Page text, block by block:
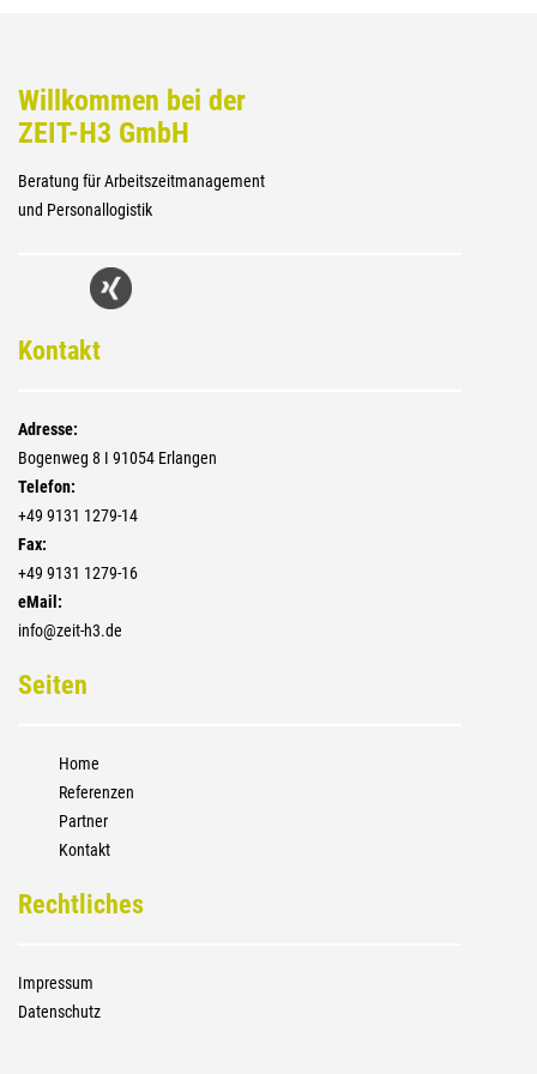
Willkommen bei der
ZEIT-H3 GmbH
Beratung für Arbeitszeitmanagement
und Personallogistik
Kontakt
Adresse:
Bogenweg 8 I 91054 Erlangen
Telefon:
+4­9 9131 1279-14
Fax:
+4­9 9131 1279-16
eMail:
info@zeit-h3.de
Seiten
Home
Referenzen
Partner
Kontakt
Rechtliches
Impressum
Datenschutz